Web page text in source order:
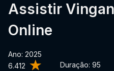
6.412 Duração: 95
Assistir
Online
Ano: 2025